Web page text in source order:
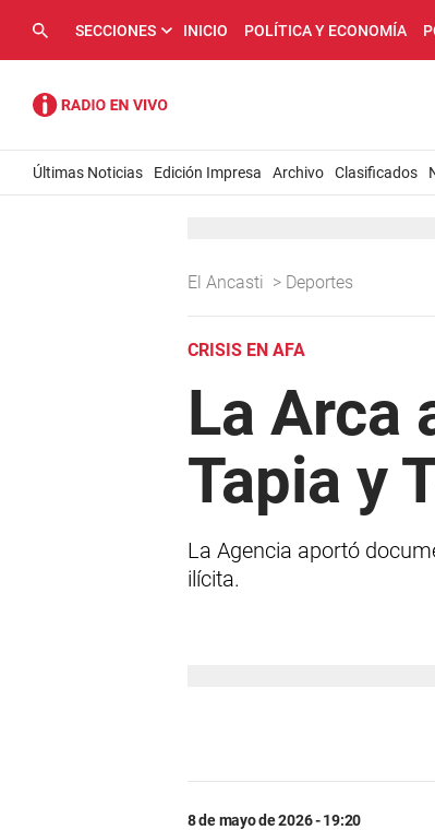
SECCIONES INICIO POLÍTICA Y ECONOMÍA
Últimas Noticias Edición Impresa Archivo Clasificados
El Ancasti > Deportes
CRISIS EN AFA
La Arca
Tapia y
La Agencia aportó
ilícita.
8 de mayo de 2026 - 19:20